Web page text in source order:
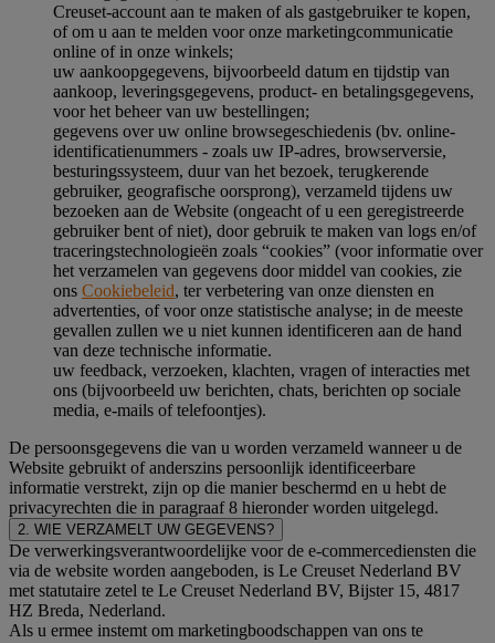
Creuset-account aan te maken of als gastgebruiker te kopen,
of om u aan te melden voor onze marketingcommunicatie
online of in onze winkels;
uw aankoopgegevens, bijvoorbeeld datum en tijdstip van
aankoop, leveringsgegevens, product- en betalingsgegevens,
voor het beheer van uw bestellingen;
gegevens over uw online browsegeschiedenis (bv. online-
identificatienummers - zoals uw IP-adres, browserversie,
besturingssysteem, duur van het bezoek, terugkerende
gebruiker, geografische oorsprong), verzameld tijdens uw
bezoeken aan de Website (ongeacht of u een geregistreerde
gebruiker bent of niet), door gebruik te maken van logs en/of
traceringstechnologieën zoals “cookies” (voor informatie over
het verzamelen van gegevens door middel van cookies, zie
ons Cookiebeleid, ter verbetering van onze diensten en
advertenties, of voor onze statistische analyse; in de meeste
gevallen zullen we u niet kunnen identificeren aan de hand
van deze technische informatie.
uw feedback, verzoeken, klachten, vragen of interacties met
ons (bijvoorbeeld uw berichten, chats, berichten op sociale
media, e-mails of telefoontjes).
De persoonsgegevens die van u worden verzameld wanneer u de
Website gebruikt of anderszins persoonlijk identificeerbare
informatie verstrekt, zijn op die manier beschermd en u hebt de
privacyrechten die in paragraaf 8 hieronder worden uitgelegd.
2. WIE VERZAMELT UW GEGEVENS?
De verwerkingsverantwoordelijke voor de e-commercediensten die
via de website worden aangeboden, is Le Creuset Nederland BV
met statutaire zetel te Le Creuset Nederland BV, Bijster 15, 4817
HZ Breda, Nederland.
Als u ermee instemt om marketingboodschappen van ons te